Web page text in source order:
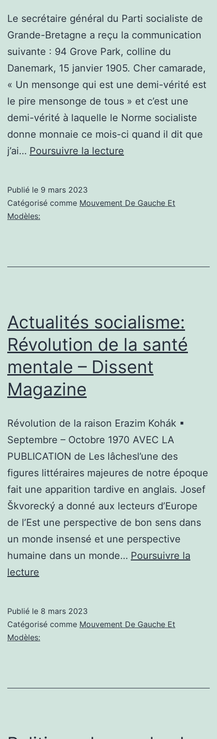
chaos
campus !
socialistes
Le secrétaire général du Parti socialiste de
Grande-Bretagne a reçu la communication
suivante : 94 Grove Park, colline du
Danemark, 15 janvier 1905. Cher camarade,
« Un mensonge qui est une demi-vérité est
le pire mensonge de tous » et c’est une
demi-vérité à laquelle le Norme socialiste
donne monnaie ce mois-ci quand il dit que
j’ai… Poursuivre la lecture
Hunter
vote
(1905)
Publié le 9 mars 2023
Catégorisé comme Mouvement De Gauche Et
Modèles:
Actualités socialisme:
Révolution de la santé
mentale – Dissent
Magazine
Révolution de la raison Erazim Kohák ▪
Septembre – Octobre 1970 AVEC LA
PUBLICATION de Les lâchesl’une des
figures littéraires majeures de notre époque
fait une apparition tardive en anglais. Josef
Škvorecký a donné aux lecteurs d’Europe
de l’Est une perspective de bon sens dans
un monde insensé et une perspective
humaine dans un monde… Poursuivre la
lecture
de
la
–
Publié le 8 mars 2023
Catégorisé comme Mouvement De Gauche Et
Modèles: